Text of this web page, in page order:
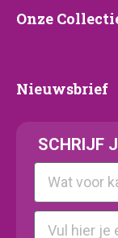
Onze
Onze
Nieuwsbrief
SCHRIJF
Kattenras
E-mail